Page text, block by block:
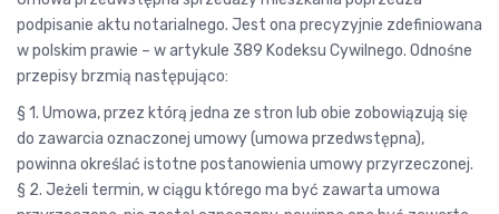
podpisanie aktu notarialnego. Jest ona precyzyjnie zdefiniowana
w polskim prawie – w artykule 389 Kodeksu Cywilnego. Odnośne
przepisy brzmią następująco:
§ 1. Umowa, przez którą jedna ze stron lub obie zobowiązują się
do zawarcia oznaczonej umowy (umowa przedwstępna),
powinna określać istotne postanowienia umowy przyrzeczonej.
§ 2. Jeżeli termin, w ciągu którego ma być zawarta umowa